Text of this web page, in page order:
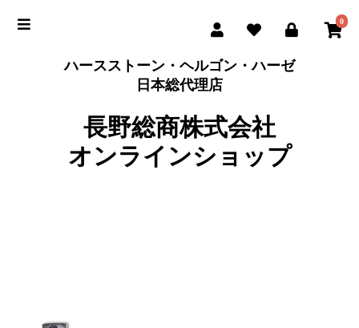
0
ハースストーン・ヘルゴン・ハーゼ
日本総代理店
長野総商株式会社
オンラインショップ